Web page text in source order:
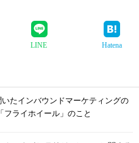
LINE Hatena
たインバウンドマーケティングの
フライホイール」のこと